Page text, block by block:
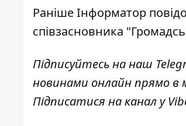
Раніше Інформатор
співзасновника
Підписуйтесь на наш
новинами онлайн прямо в
Підписатися на канал у